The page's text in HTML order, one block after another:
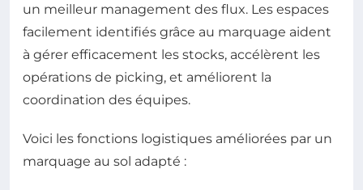
un meilleur management des flux. Les espaces
facilement identifiés grâce au marquage aident
à gérer efficacement les stocks, accélèrent les
opérations de picking, et améliorent la
coordination des équipes.
Voici les fonctions logistiques améliorées par un
marquage au sol adapté :